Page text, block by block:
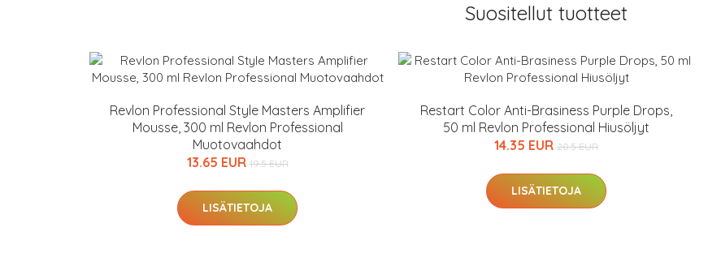
Suositellut tuotteet
Revlon Professional Style Masters Amplifier
Mousse, 300 ml Revlon Professional
Muotovaahdot
13.65 EUR 19.5 EUR
LISÄTIETOJA
Restart Color Anti-Brasiness Purple Drops,
50 ml Revlon Professional Hiusöljyt
14.35 EUR 20.5 EUR
LISÄTIETOJA